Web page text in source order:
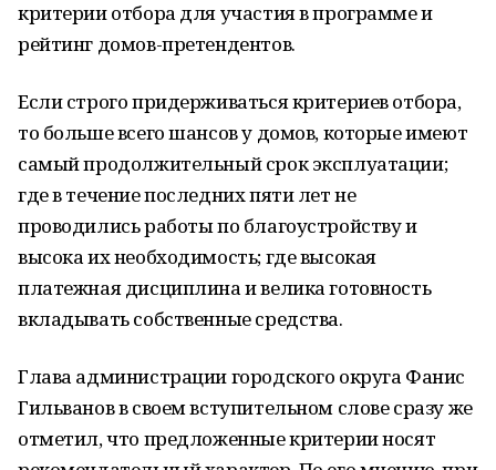
критерии отбора для участия в программе и
рейтинг домов-претендентов.
Если строго придерживаться критериев отбора,
то больше всего шансов у домов, которые имеют
самый продолжительный срок эксплуатации;
где в течение последних пяти лет не
проводились работы по благоустройству и
высока их необходимость; где высокая
платежная дисциплина и велика готовность
вкладывать собственные средства.
Глава администрации городского округа Фанис
Гильванов в своем вступительном слове сразу же
отметил, что предложенные критерии носят